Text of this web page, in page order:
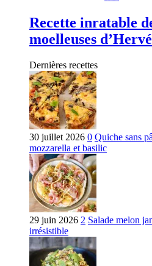
Recette inratable
moelleuses
Dernières recettes
30 juillet 2026 0 Quiche sans
mozzarella et basilic
29 juin 2026 2 Salade melon
irrésistible